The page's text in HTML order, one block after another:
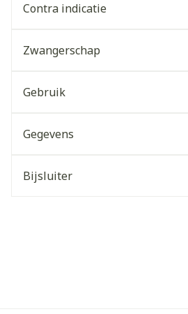
Contra indicatie
Zwangerschap
Gebruik
Gegevens
Bijsluiter